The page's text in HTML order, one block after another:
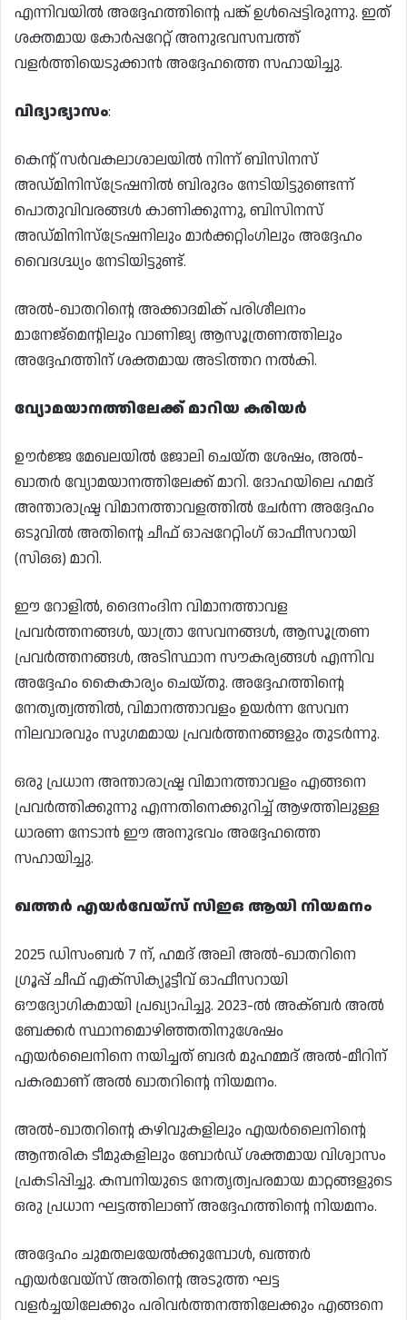
എന്നിവയിൽ അദ്ദേഹത്തിന്റെ പങ്ക് ഉൾപ്പെട്ടിരുന്നു. ഇത്
ശക്തമായ കോർപ്പറേറ്റ് അനുഭവസമ്പത്ത്
വളർത്തിയെടുക്കാൻ അദ്ദേഹത്തെ സഹായിച്ചു.
വിദ്യാഭ്യാസം:
കെന്റ് സർവകലാശാലയിൽ നിന്ന് ബിസിനസ്
അഡ്മിനിസ്ട്രേഷനിൽ ബിരുദം നേടിയിട്ടുണ്ടെന്ന്
പൊതുവിവരങ്ങൾ കാണിക്കുന്നു, ബിസിനസ്
അഡ്മിനിസ്ട്രേഷനിലും മാർക്കറ്റിംഗിലും അദ്ദേഹം
വൈദഗ്ദ്ധ്യം നേടിയിട്ടുണ്ട്.
അൽ-ഖാതറിന്റെ അക്കാദമിക് പരിശീലനം
മാനേജ്‌മെന്റിലും വാണിജ്യ ആസൂത്രണത്തിലും
അദ്ദേഹത്തിന് ശക്തമായ അടിത്തറ നൽകി.
വ്യോമയാനത്തിലേക്ക് മാറിയ കരിയർ
ഊർജ്ജ മേഖലയിൽ ജോലി ചെയ്ത ശേഷം, അൽ-
ഖാതർ വ്യോമയാനത്തിലേക്ക് മാറി. ദോഹയിലെ ഹമദ്
അന്താരാഷ്ട്ര വിമാനത്താവളത്തിൽ ചേർന്ന അദ്ദേഹം
ഒടുവിൽ അതിന്റെ ചീഫ് ഓപ്പറേറ്റിംഗ് ഓഫീസറായി
(സിഒഒ) മാറി.
ഈ റോളിൽ, ദൈനംദിന വിമാനത്താവള
പ്രവർത്തനങ്ങൾ, യാത്രാ സേവനങ്ങൾ, ആസൂത്രണ
പ്രവർത്തനങ്ങൾ, അടിസ്ഥാന സൗകര്യങ്ങൾ എന്നിവ
അദ്ദേഹം കൈകാര്യം ചെയ്തു. അദ്ദേഹത്തിന്റെ
നേതൃത്വത്തിൽ, വിമാനത്താവളം ഉയർന്ന സേവന
നിലവാരവും സുഗമമായ പ്രവർത്തനങ്ങളും തുടർന്നു.
ഒരു പ്രധാന അന്താരാഷ്ട്ര വിമാനത്താവളം എങ്ങനെ
പ്രവർത്തിക്കുന്നു എന്നതിനെക്കുറിച്ച് ആഴത്തിലുള്ള
ധാരണ നേടാൻ ഈ അനുഭവം അദ്ദേഹത്തെ
സഹായിച്ചു.
ഖത്തർ എയർവേയ്‌സ് സിഇഒ ആയി നിയമനം
2025 ഡിസംബർ 7 ന്, ഹമദ് അലി അൽ-ഖാതറിനെ
ഗ്രൂപ്പ് ചീഫ് എക്സിക്യൂട്ടീവ് ഓഫീസറായി
ഔദ്യോഗികമായി പ്രഖ്യാപിച്ചു. 2023-ൽ അക്ബർ അൽ
ബേക്കർ സ്ഥാനമൊഴിഞ്ഞതിനുശേഷം
എയർലൈനിനെ നയിച്ചത് ബദർ മുഹമ്മദ് അൽ-മീറിന്
പകരമാണ് അൽ ഖാതറിന്റെ നിയമനം.
അൽ-ഖാതറിന്റെ കഴിവുകളിലും എയർലൈനിന്റെ
ആന്തരിക ടീമുകളിലും ബോർഡ് ശക്തമായ വിശ്വാസം
പ്രകടിപ്പിച്ചു. കമ്പനിയുടെ നേതൃത്വപരമായ മാറ്റങ്ങളുടെ
ഒരു പ്രധാന ഘട്ടത്തിലാണ് അദ്ദേഹത്തിന്റെ നിയമനം.
അദ്ദേഹം ചുമതലയേൽക്കുമ്പോൾ, ഖത്തർ
എയർവേയ്‌സ് അതിന്റെ അടുത്ത ഘട്ട
വളർച്ചയിലേക്കും പരിവർത്തനത്തിലേക്കും എങ്ങനെ